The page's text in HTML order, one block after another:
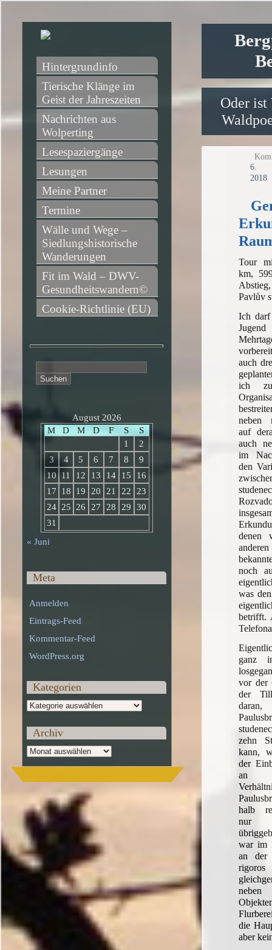
Oder ist
2018
Tour
km,
Pavlův
Ich darf
auch
ich
neben
auf
auch
im
den
denen
noch
was
betrifft.
ganz
vor der
der
zehn
kann,
der
an
halb
nur
war im
an der
die
aber
Hintergrundinfo
Tierische Klänge im
Geist der Jahreszeiten
Nachrichten aus
Wolperting
Lesespaziergänge
Lesungen
Meine Partner
Termine
Wälle und Wege –
Siedlungshistorische
Wanderungen
Fit im Wald – DWV-
Gesundheitswandern©
Cookie-Richtlinie (EU)
nach:
August 2026
M
D M D F S
S
1
2
3
4 5 6 7 8
9
10
11 12 13 14 15
16
17
18 19 20 21 22
23
24 25 26 27 28 29
30
31
« Juni
Meta
Anmelden
Eintrags-Feed
Kommentar-Feed
WordPress.org
Kategorien
Kategorien
Archiv
Archiv